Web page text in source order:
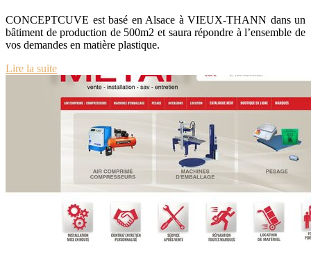
CONCEPTCUVE est basé en Alsace à VIEUX-THANN dans un
bâtiment de production de 500m2 et saura répondre à l’ensemble de
vos demandes en matière plastique.
Lire la suite